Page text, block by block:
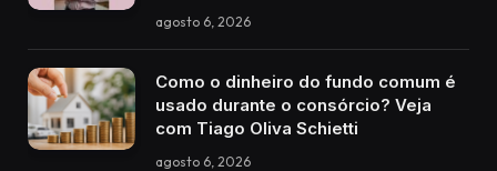
agosto 6, 2026
Como o dinheiro do fundo comum é
usado durante o consórcio? Veja
com Tiago Oliva Schietti
agosto 6, 2026